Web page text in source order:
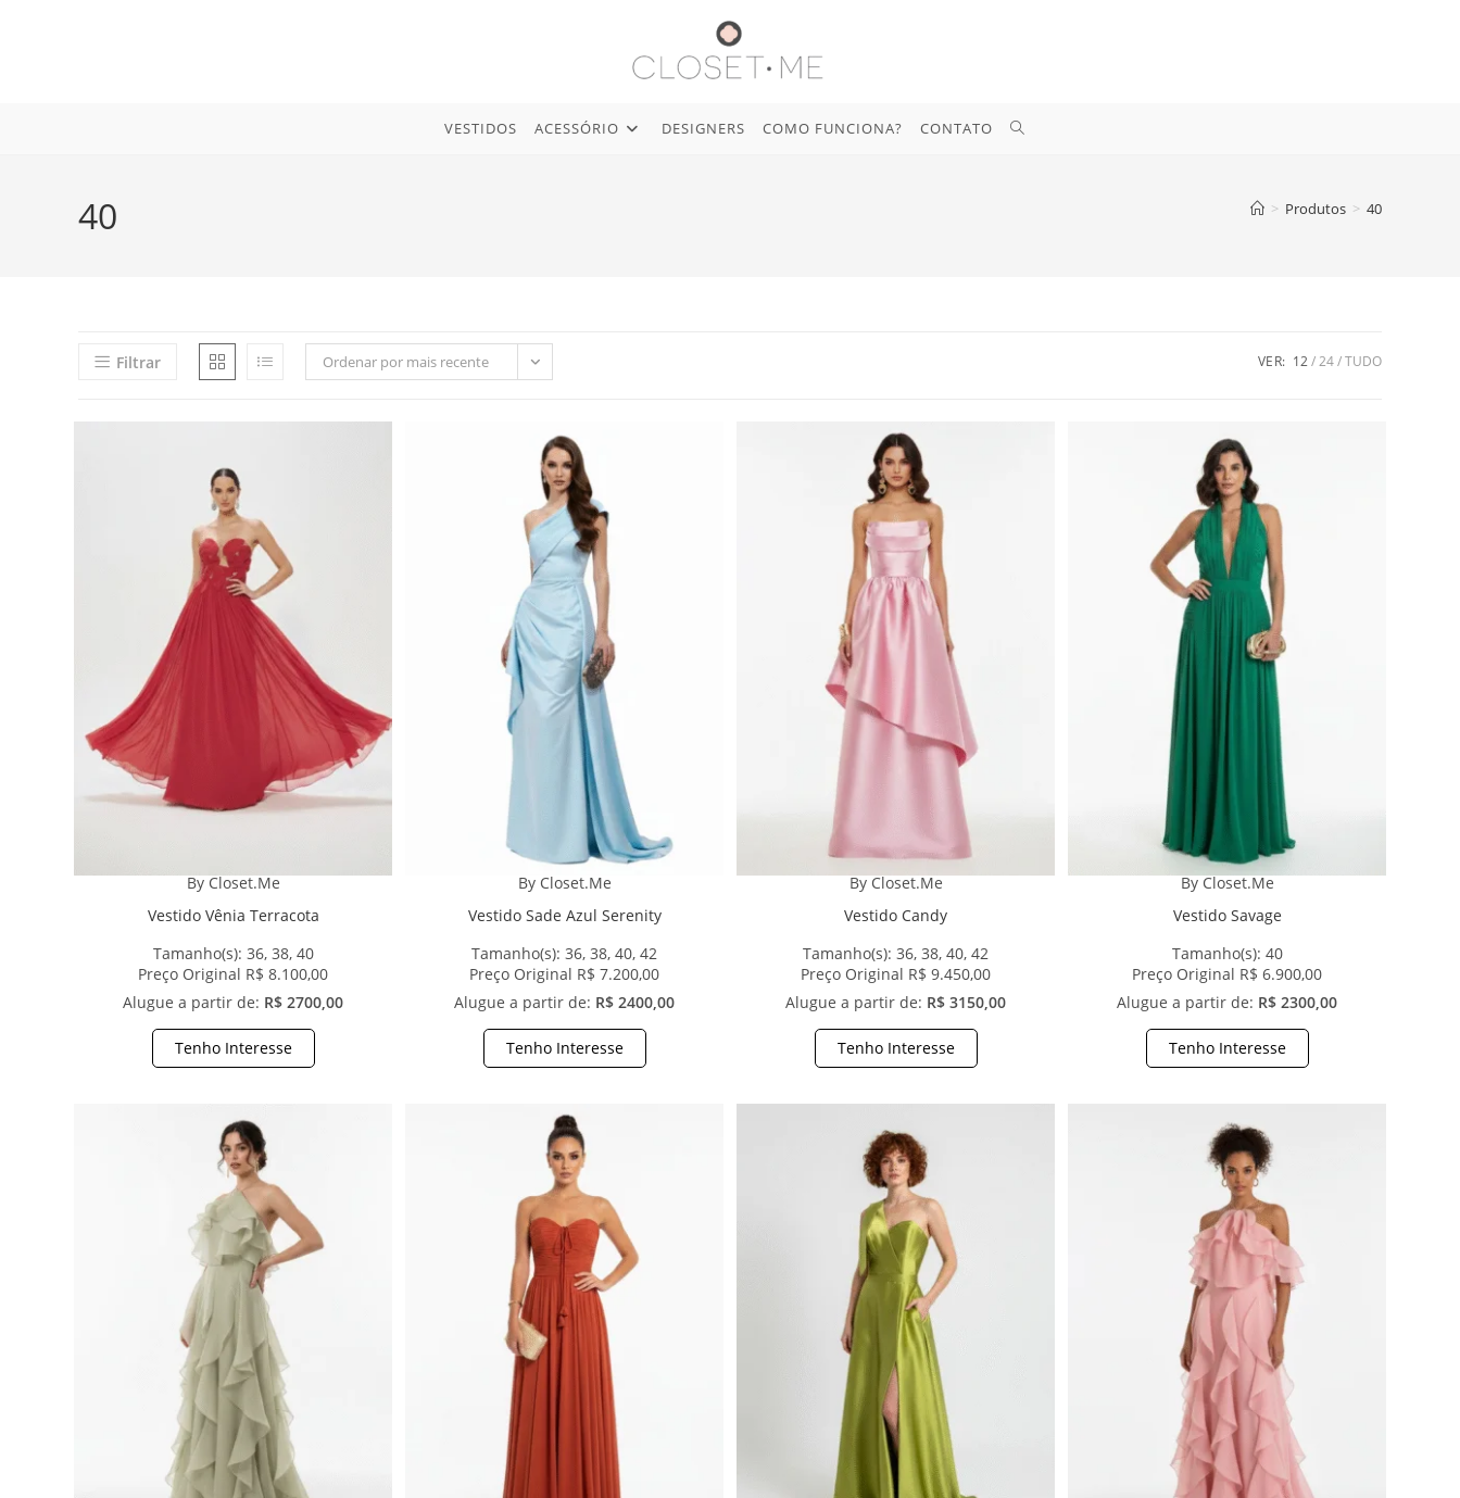
VESTIDOS ACESSÓRIO DESIGNERS COMO FUNCIONA? CONTATO ALTERNAR
40 > Produtos > 40
Filtrar Ordenar por mais recente VER: 12 24 TUDO
By Closet.Me
Vestido Vênia Terracota
Tamanho(s): 36, 38, 40
Preço Original R$ 8.100,00
Alugue a partir de: R$ 2700,00
Tenho Interesse
By Closet.Me
Vestido Sade Azul Serenity
Tamanho(s): 36, 38, 40, 42
Preço Original R$ 7.200,00
Alugue a partir de: R$ 2400,00
Tenho Interesse
By Closet.Me
Vestido Candy
Tamanho(s): 36, 38, 40, 42
Preço Original R$ 9.450,00
Alugue a partir de: R$ 3150,00
Tenho Interesse
By Closet.Me
Vestido Savage
Tamanho(s): 40
Preço Original R$ 6.900,00
Alugue a partir de: R$ 2300,00
Tenho Interesse